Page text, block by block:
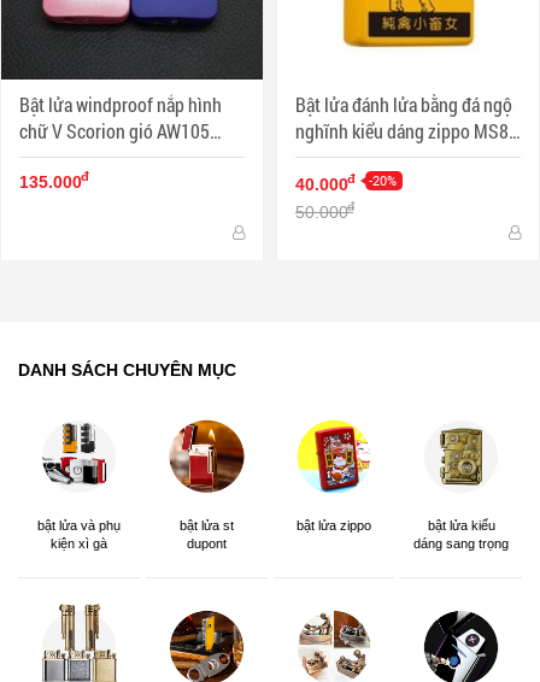
Bật lửa windproof nắp hình
chữ V Scorion gió AW105
MS88 023
135.000đ
Bật lửa đánh lửa bằng đá ngộ
nghĩnh kiểu dáng zippo MS88
022
40.000đ -20%
50.000đ
DANH SÁCH CHUYÊN MỤC
bật lửa và phụ
kiện xì gà
bật lửa st
dupont
bật lửa zippo
bật lửa kiểu
dáng sang trọng